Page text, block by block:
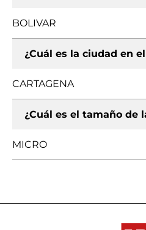
BOLIVAR
¿Cuál es la ciudad en
CARTAGENA
¿Cuál es el tamaño de
MICRO